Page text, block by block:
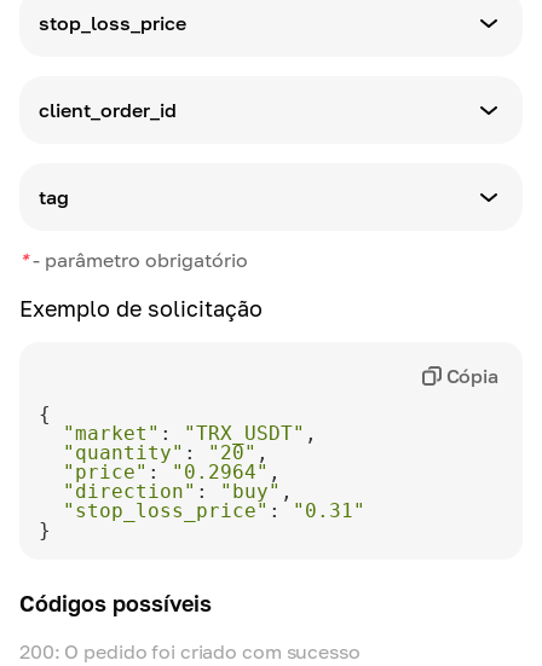
Preço limite para execução de ordem em
Tipo de pedido
stop_loss_price
client_order_id
Identificador exclusivo criado pelo cliente
tag
string
*- parâmetro obrigatório
Exemplo de solicitação
"market" : "TRX_USDT"
"quantity" : "20"
"price" : "0.2964"
"direction" : "buy"
"stop_loss_price" :
"0.31"
}
Cópia
Códigos possíveis
200: O pedido foi criado com sucesso